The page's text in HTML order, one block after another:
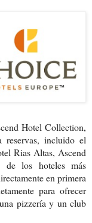
Hotel Collection,
reservas, incluido el
Rias Altas, Ascend
los hoteles más
en primera
para ofrecer
pizzería y un club